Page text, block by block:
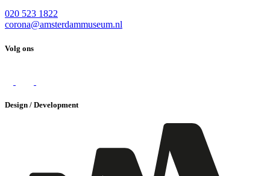
020 523 1822
corona@amsterdammuseum.nl
Volg ons
Design / Development